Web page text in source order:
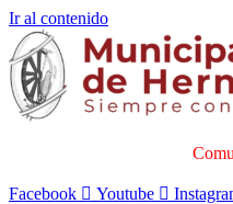
Ir al contenido
Facebook Youtube